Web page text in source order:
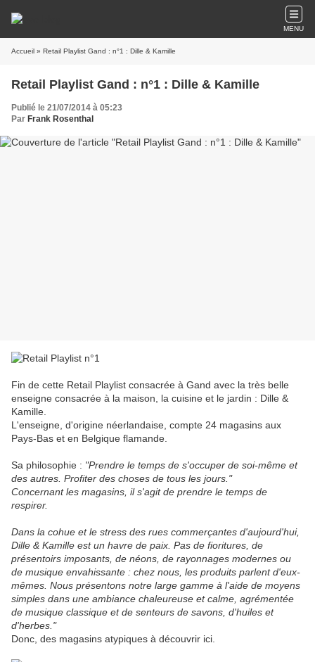
MENU
Accueil » Retail Playlist Gand : n°1 : Dille & Kamille
Retail Playlist Gand : n°1 : Dille & Kamille
Publié le 21/07/2014 à 05:23
Par Frank Rosenthal
Fin de cette Retail Playlist consacrée à Gand avec la très belle
enseigne consacrée à la maison, la cuisine et le jardin : Dille &
Kamille.
L'enseigne, d'origine néerlandaise, compte 24 magasins aux
Pays-Bas et en Belgique flamande.
Sa philosophie : "Prendre le temps de s'occuper de soi-même et
des autres. Profiter des choses de tous les jours."
Concernant les magasins, il s'agit de prendre le temps de
respirer.
Dans la cohue et le stress des rues commerçantes d'aujourd'hui,
Dille & Kamille est un havre de paix. Pas de fioritures, de
présentoirs imposants, de néons, de rayonnages modernes ou
de musique envahissante : chez nous, les produits parlent d'eux-
mêmes. Nous présentons notre large gamme à l'aide de moyens
simples dans une ambiance chaleureuse et calme, agrémentée
de musique classique et de senteurs de savons, d'huiles et
d'herbes."
Donc, des magasins atypiques à découvrir ici.